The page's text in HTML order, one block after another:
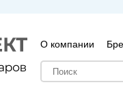
О компании